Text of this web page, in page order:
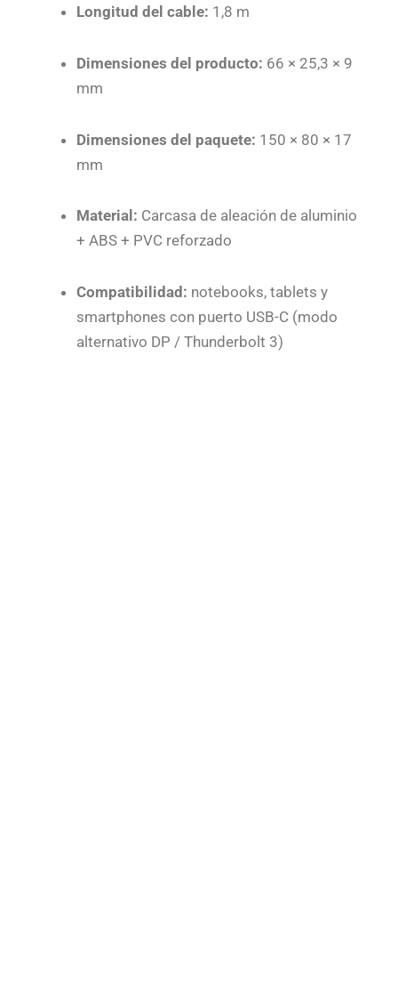
Longitud del cable: 1,8 m
Dimensiones del producto: 66 × 25,3 × 9
mm
Dimensiones del paquete: 150 × 80 × 17
mm
Material: Carcasa de aleación de aluminio
+ ABS + PVC reforzado
Compatibilidad: notebooks, tablets y
smartphones con puerto USB-C (modo
alternativo DP / Thunderbolt 3)